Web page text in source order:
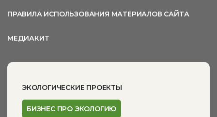
ПРАВИЛА ИСПОЛЬЗОВАНИЯ МАТЕРИАЛОВ САЙТА
МЕДИАКИТ
ЭКОЛОГИЧЕСКИЕ ПРОЕКТЫ
БИЗНЕС ПРО ЭКОЛОГИЮ